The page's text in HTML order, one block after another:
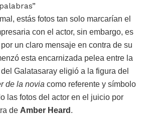
estás fotos tan solo marcarían el
con el actor, sin embargo, es
un claro mensaje en contra de su
esta encarnizada pelea entre la
Galatasaray eligió a la figura del
de la novia como referente y símbolo
las fotos del actor en el juicio por
de Amber Heard .